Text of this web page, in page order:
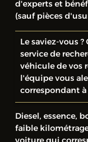
d'experts et
(sauf pièces
Le saviez-vous
service de
véhicule de vos
l'équipe vous
correspondant à
Diesel, essence,
faible